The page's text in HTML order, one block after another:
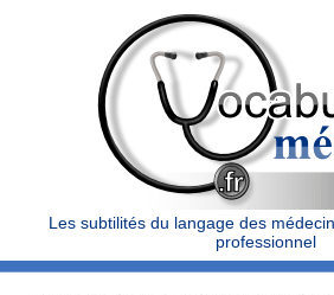
Les subtilités du langage des
professionnel